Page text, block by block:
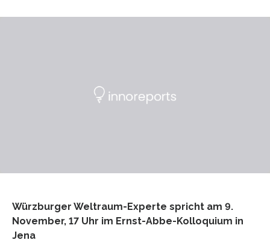
Würzburger Weltraum-Experte spricht am 9.
November, 17 Uhr im Ernst-Abbe-Kolloquium in
Jena